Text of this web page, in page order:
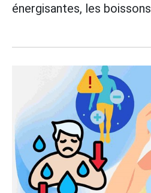
énergisantes, les